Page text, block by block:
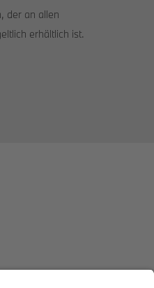
der an allen
erhältlich ist.